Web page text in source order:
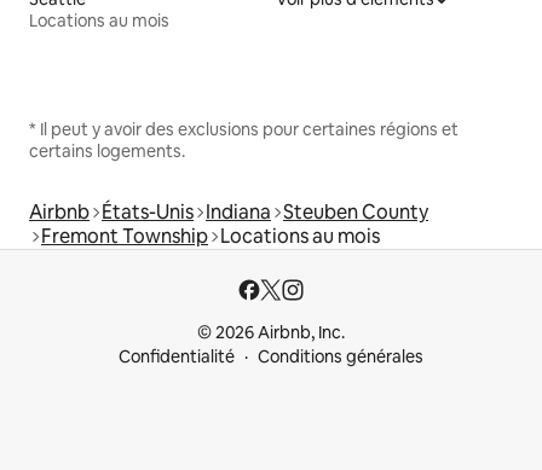
Locations au mois
* Il peut y avoir des exclusions pour certaines régions et
certains logements.
Airbnb États-Unis Indiana Steuben County
Fremont Township Locations au mois
© 2026 Airbnb, Inc.
Confidentialité
Conditions générales